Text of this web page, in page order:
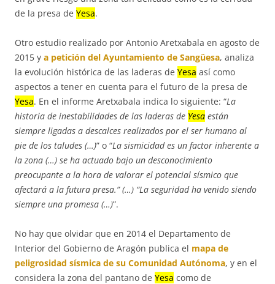
de la presa de Yesa.
Otro estudio realizado por Antonio Aretxabala en agosto de
2015 y a petición del Ayuntamiento de Sangüesa, analiza
la evolución histórica de las laderas de Yesa así como
aspectos a tener en cuenta para el futuro de la presa de
Yesa. En el informe Aretxabala indica lo siguiente: “La
historia de inestabilidades de las laderas de Yesa están
siempre ligadas a descalces realizados por el ser humano al
pie de los taludes (…)” o “La sismicidad es un factor inherente a
la zona (…) se ha actuado bajo un desconocimiento
preocupante a la hora de valorar el potencial sísmico que
afectará a la futura presa.” (…) “La seguridad ha venido siendo
siempre una promesa (…)”.
No hay que olvidar que en 2014 el Departamento de
Interior del Gobierno de Aragón publica el mapa de
peligrosidad sísmica de su Comunidad Autónoma, y en el
considera la zona del pantano de Yesa como de